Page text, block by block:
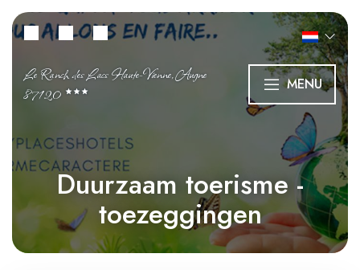
Le Ranch des Lacs Haute-Vienne, Augne
87120
MENU
Duurzaam toerisme -
toezeggingen